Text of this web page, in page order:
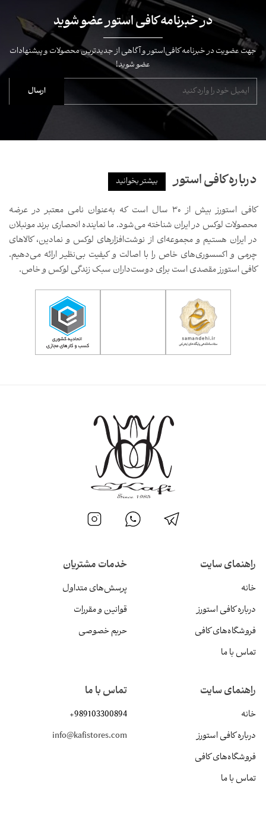
در خبرنامه کافی استور عضو شوید
جهت عضویت در خبرنامه کافی‌استور و آگاهی از جدیدترین محصولات و پیشنهادات
عضو شوید!
درباره کافی استور بیشتر بخوانید
کافی استورز بیش از ۳۰ سال است که به‌عنوان نامی معتبر در عرضه
محصولات لوکس در ایران شناخته می‌شود. ما نماینده انحصاری برند مونبلان
در ایران هستیم و مجموعه‌ای از نوشت‌افزارهای لوکس و نمادین، کالاهای
چرمی و اکسسوری‌های خاص را با اصالت و کیفیت بی‌نظیر ارائه می‌دهیم.
کافی استورز مقصدی است برای دوست‌داران سبک زندگی لوکس و خاص.
راهنمای سایت
خانه
درباره کافی استورز
فروشگاه‌های کافی
تماس با ما
خدمات مشتریان
پرسش‌های متداول
قوانین و مقررات
حریم خصوصی
راهنمای سایت
خانه
درباره کافی استورز
فروشگاه‌های کافی
تماس با ما
تماس با ما
+989103300894
info@kafistores.com